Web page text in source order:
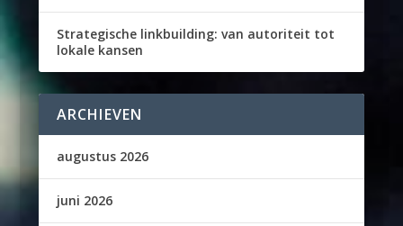
Strategische linkbuilding: van autoriteit tot
lokale kansen
ARCHIEVEN
augustus 2026
juni 2026